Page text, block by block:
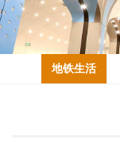
地铁生活